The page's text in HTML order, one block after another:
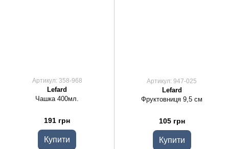
Артикул: 358-968
Lefard
Чашка 400мл.
191 грн
Купити
Артикул: 947-025
Lefard
Фруктовниця 9,5 см
105 грн
Купити